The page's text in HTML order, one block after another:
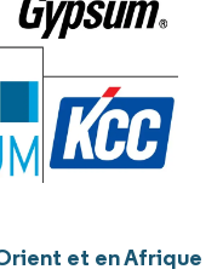
et en Afrique